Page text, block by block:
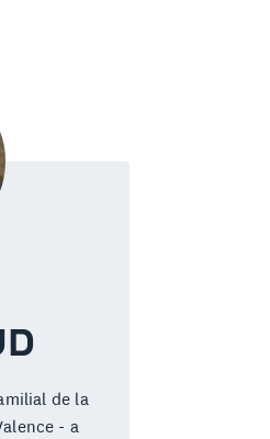
de la
- a